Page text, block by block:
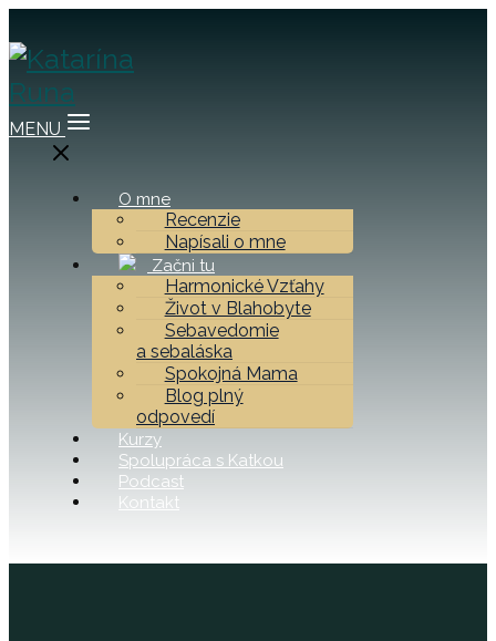
MENU
O mne
Recenzie
Napísali o mne
Začni tu
Harmonické Vzťahy
Život v Blahobyte
Sebavedomie
a sebaláska
Spokojná Mama
Blog plný
odpovedí
Kurzy
Spolupráca s Katkou
Podcast
Kontakt